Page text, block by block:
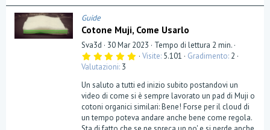
Guide
Cotone Muji, Come Usarlo
Sva3d 30 Mar 2023
Tempo di lettura 2 min.
5
s
e
l
l
a
Visite 5.101 Gradimento 2
Valutazioni 3
Un saluto a tutti ed inizio subito postandovi un
video di come si è sempre lavorato un pad di Muji o
cotoni organici similari: Bene! Forse per il cloud di
un tempo poteva andare anche bene come regola.